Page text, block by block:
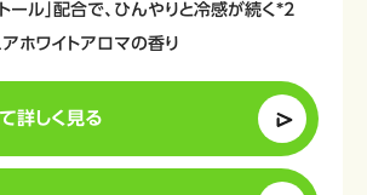
ール」配合で、ひんやりと冷感が続く*2
ホワイトアロマの香り
詳しく見る